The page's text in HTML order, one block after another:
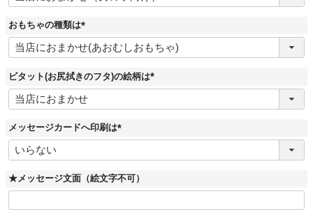
須
)
おもちゃの種類は
(
必
須
ビタット(お尻拭きのフタ)の絵柄は
(
須
メッセージカードへ印刷は
(
須
)
★メッセージ文面（絵文字不可）